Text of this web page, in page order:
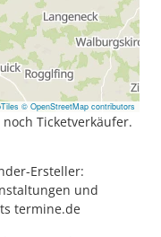
© OpenStreetMap contributors
Ticketverkäufer.
Ersteller:
und
termine.de